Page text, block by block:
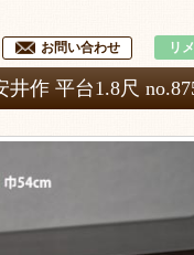
お問い合わせ リ
井作 平台1.8尺